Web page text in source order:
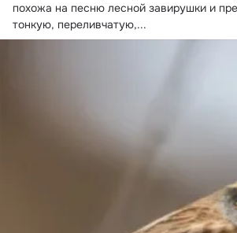
похожа на песню лесной завирушки и
тонкую, переливчатую,...